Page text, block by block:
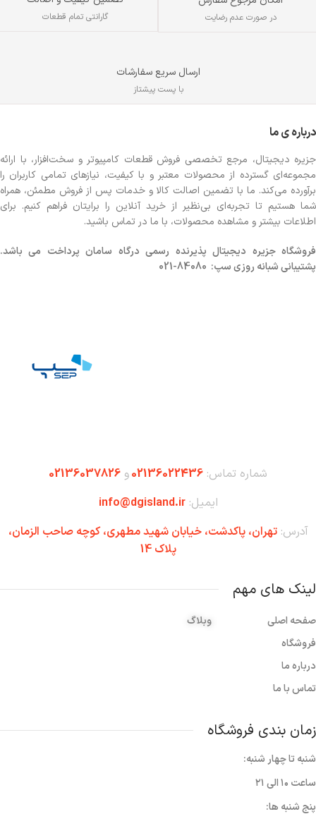
در صورت عدم رضایت گارانتی تمام قطعات
ارسال سریع سفارشات
با پست پیشتاز
درباره ی ما
جزیره دیجیتال، مرجع تخصصی فروش قطعات کامپیوتر و سخت‌افزار، با ارائه
مجموعه‌ای گسترده از محصولات معتبر و با کیفیت، نیازهای تمامی کاربران را
برآورده می‌کند. ما با تضمین اصالت کالا و خدمات پس از فروش مطمئن، همراه
شما هستیم تا تجربه‌ای بی‌نظیر از خرید آنلاین را برایتان فراهم کنیم. برای
اطلاعات بیشتر و مشاهده محصولات، با ما در تماس باشید.
فروشگاهجزیره دیجیتال پذیرنده رسمی درگاه سامان پرداخت می باشد.
پشتیبانی شبانه روزی سپ: 84080-021
شماره تماس: 02136022436و 02136037826
ایمیل:info@dgisland.ir
آدرس:تهران،‌ پاکدشت، خیابان شهید مطهری، کوچه صاحب الزمان،
پلاک 14
لینک های مهم
صفحه اصلی
فروشگاه
درباره ما
تماس با ما
وبلاگ
زمان بندی فروشگاه
شنبه تا چهار شنبه:
ساعت ۱۰ الی ۲۱
پنج شنبه ها: